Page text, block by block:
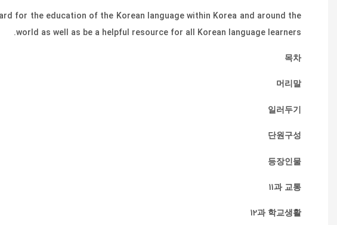
for the education of the Korean language within Korea and around the
world as well as be a helpful resource for all Korean language learners.
목차
머리말
일러두기
단원구성
등장인물
11과 교통
12과 학교생활